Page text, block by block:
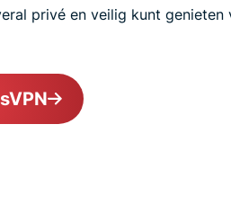
privé en veilig kunt genieten